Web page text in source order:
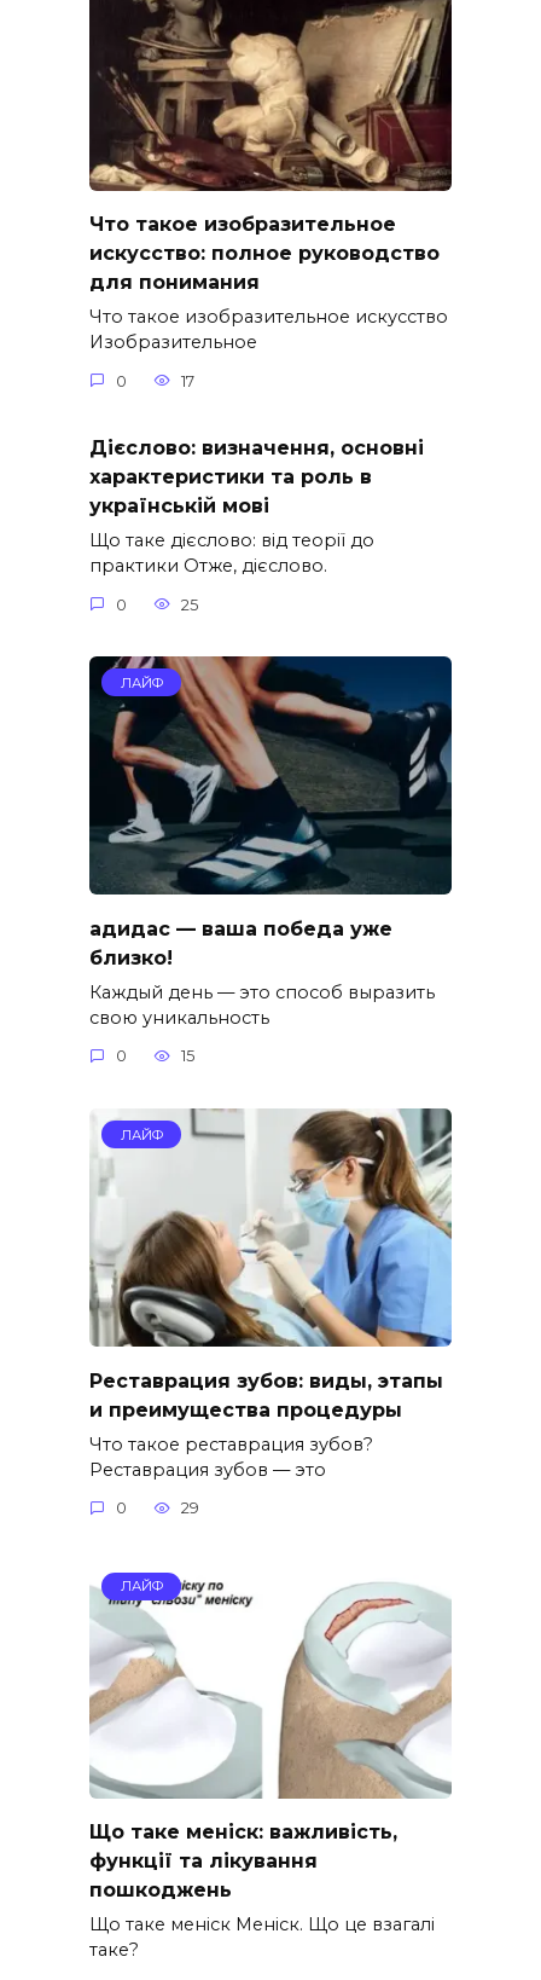
Что такое изобразительное
искусство: полное руководство
для понимания
Что такое изобразительное искусство
Изобразительное
0 17
Дієслово: визначення, основні
характеристики та роль в
українській мові
Що таке дієслово: від теорії до
практики Отже, дієслово.
0 25
ЛАЙФ
адидас — ваша победа уже
близко!
Каждый день — это способ выразить
свою уникальность
0 15
ЛАЙФ
Реставрация зубов: виды, этапы
и преимущества процедуры
Что такое реставрация зубов?
Реставрация зубов — это
0 29
ЛАЙФ
Що таке меніск: важливість,
функції та лікування
пошкоджень
Що таке меніск Меніск. Що це взагалі
таке?